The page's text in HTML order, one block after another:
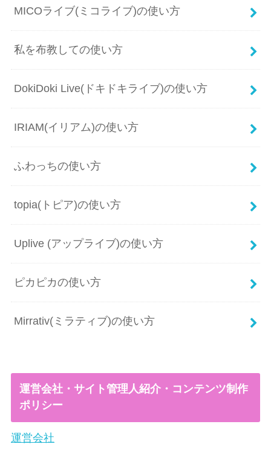
MICOライブ(ミコライブ)の使い方
私を布教しての使い方
DokiDoki Live(ドキドキライブ)の使い方
IRIAM(イリアム)の使い方
ふわっちの使い方
topia(トピア)の使い方
Uplive (アップライブ)の使い方
ピカピカの使い方
Mirrativ(ミラティブ)の使い方
運営会社・サイト管理人紹介・コンテンツ制作
ポリシー
運営会社